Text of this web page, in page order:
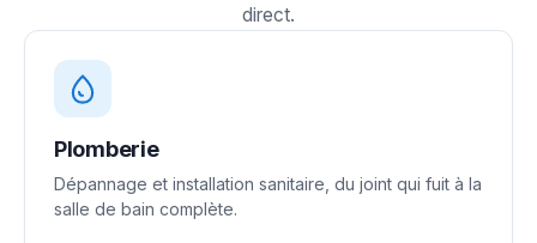
direct.
Plomberie
Dépannage et installation sanitaire, du joint qui fuit à la
salle de bain complète.